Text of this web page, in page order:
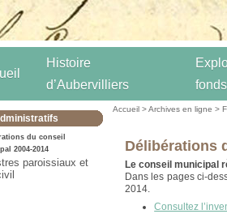
Histoire
d’Aubervilliers
fonds
du conseil
2004-2014
paroissiaux et
Accueil >Archives en ligne >
Délibérations
Le conseil municipal
Dans les pages ci-
2014.
Consultez